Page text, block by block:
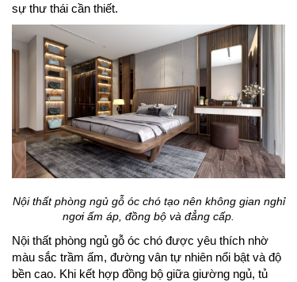
sự thư thái cần thiết.
Nội thất phòng ngủ gỗ óc chó tạo nên không gian nghỉ
ngơi ấm áp, đồng bộ và đẳng cấp.
Nội thất phòng ngủ gỗ óc chó được yêu thích nhờ
màu sắc trầm ấm, đường vân tự nhiên nổi bật và độ
bền cao. Khi kết hợp đồng bộ giữa giường ngủ, tủ